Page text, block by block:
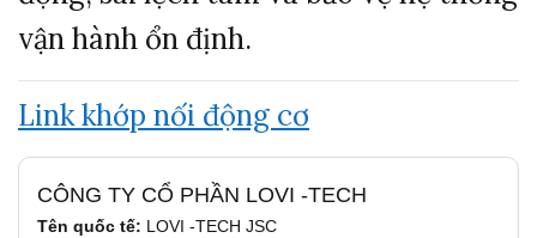
vận hành ổn định.
Link khớp nối động cơ
CÔNG TY CỔ PHẦN LOVI -TECH
Tên quốc tế: LOVI -TECH JSC